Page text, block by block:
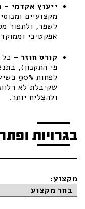
ייעוץ אקדמי –
מקצועיים
לשפר, ולתפור
אפקטיבי
קורס חוזר –
פי התקנון),
שקיבלת לא
ולהצליח יותר.
בגרויות
מקצוע: